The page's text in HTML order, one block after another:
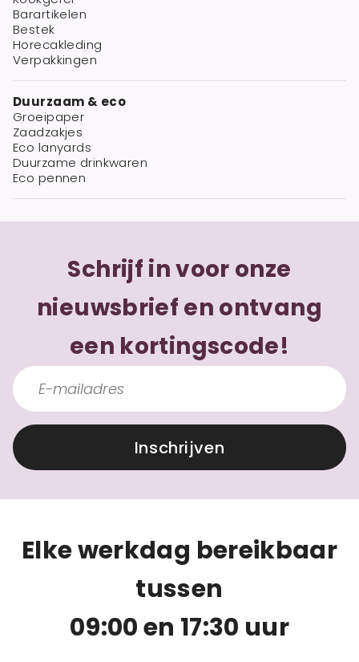
Barartikelen
Bestek
Horecakleding
Verpakkingen
Duurzaam & eco
Groeipaper
Zaadzakjes
Eco lanyards
Duurzame drinkwaren
Eco pennen
Schrijf in voor onze
nieuwsbrief en ontvang
een kortingscode!
Inschrijven
Elke werkdag bereikbaar
tussen
09:00 en 17:30 uur